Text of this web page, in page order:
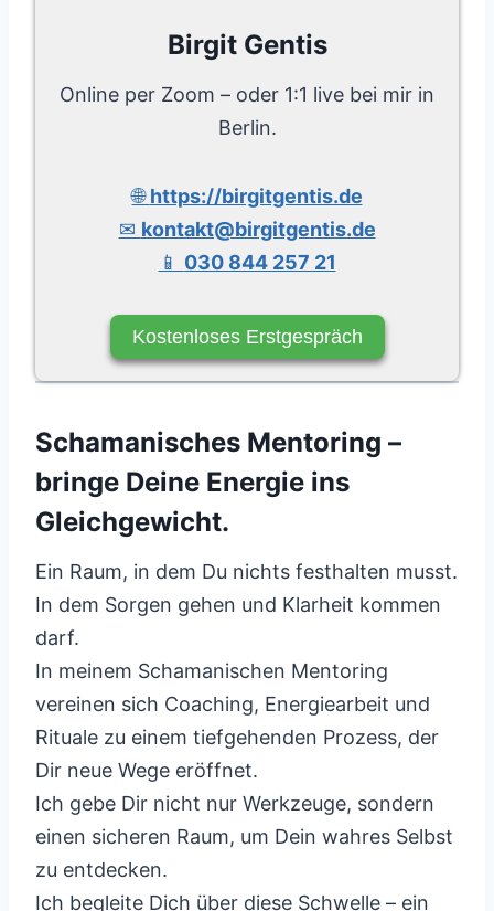
Birgit Gentis
Online per Zoom – oder 1:1 live bei mir in
Berlin.
🌐https://birgitgentis.de
✉ kontakt@birgitgentis.de
📱 030 844 257 21
Kostenloses Erstgespräch
Schamanisches Mentoring –
bringe Deine Energie ins
Gleichgewicht.
Ein Raum, in dem Du nichts festhalten musst.
In dem Sorgen gehen und Klarheit kommen
darf.
In meinem Schamanischen Mentoring
vereinen sich Coaching, Energiearbeit und
Rituale zu einem tiefgehenden Prozess, der
Dir neue Wege eröffnet.
Ich gebe Dir nicht nur Werkzeuge, sondern
einen sicheren Raum, um Dein wahres Selbst
zu entdecken.
Ich begleite Dich über diese Schwelle – ein